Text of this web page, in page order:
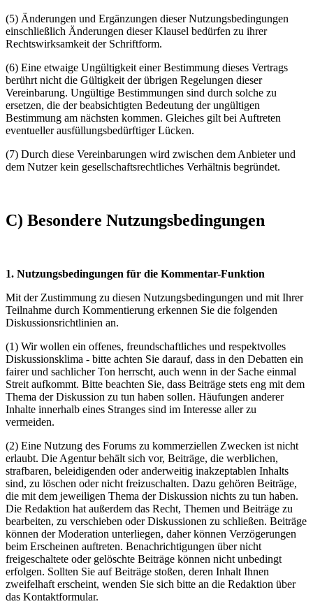
(5) Änderungen und Ergänzungen dieser Nutzungsbedingungen
einschließlich Änderungen dieser Klausel bedürfen zu ihrer
Rechtswirksamkeit der Schriftform.
(6) Eine etwaige Ungültigkeit einer Bestimmung dieses Vertrags
berührt nicht die Gültigkeit der übrigen Regelungen dieser
Vereinbarung. Ungültige Bestimmungen sind durch solche zu
ersetzen, die der beabsichtigten Bedeutung der ungültigen
Bestimmung am nächsten kommen. Gleiches gilt bei Auftreten
eventueller ausfüllungsbedürftiger Lücken.
(7) Durch diese Vereinbarungen wird zwischen dem Anbieter und
dem Nutzer kein gesellschaftsrechtliches Verhältnis begründet.
C) Besondere Nutzungsbedingungen
1. Nutzungsbedingungen für die Kommentar-Funktion
Mit der Zustimmung zu diesen Nutzungsbedingungen und mit Ihrer
Teilnahme durch Kommentierung erkennen Sie die folgenden
Diskussionsrichtlinien an.
(1) Wir wollen ein offenes, freundschaftliches und respektvolles
Diskussionsklima - bitte achten Sie darauf, dass in den Debatten ein
fairer und sachlicher Ton herrscht, auch wenn in der Sache einmal
Streit aufkommt. Bitte beachten Sie, dass Beiträge stets eng mit dem
Thema der Diskussion zu tun haben sollen. Häufungen anderer
Inhalte innerhalb eines Stranges sind im Interesse aller zu
vermeiden.
(2) Eine Nutzung des Forums zu kommerziellen Zwecken ist nicht
erlaubt. Die Agentur behält sich vor, Beiträge, die werblichen,
strafbaren, beleidigenden oder anderweitig inakzeptablen Inhalts
sind, zu löschen oder nicht freizuschalten. Dazu gehören Beiträge,
die mit dem jeweiligen Thema der Diskussion nichts zu tun haben.
Die Redaktion hat außerdem das Recht, Themen und Beiträge zu
bearbeiten, zu verschieben oder Diskussionen zu schließen. Beiträge
können der Moderation unterliegen, daher können Verzögerungen
beim Erscheinen auftreten. Benachrichtigungen über nicht
freigeschaltete oder gelöschte Beiträge können nicht unbedingt
erfolgen. Sollten Sie auf Beiträge stoßen, deren Inhalt Ihnen
zweifelhaft erscheint, wenden Sie sich bitte an die Redaktion über
das Kontaktformular.